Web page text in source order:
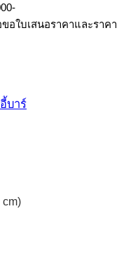
อใบเสนอราคาและราคา
บาร์